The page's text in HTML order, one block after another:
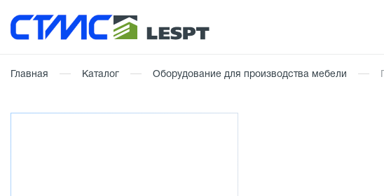
Главная Каталог Оборудование для производства мебели